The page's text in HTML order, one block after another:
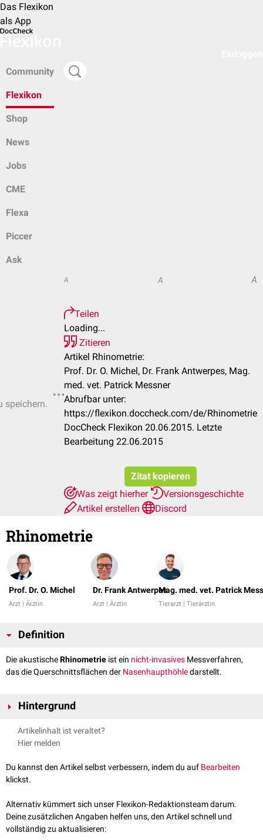
Das Flexikon
als App
Community
Flexikon
Shop
News
Jobs
CME
Flexa
Piccer
Ask
speichern.
A A A
Teilen
Loading...
Zitieren
Artikel Rhinometrie:
Prof. Dr. O. Michel, Dr. Frank Antwerpes, Mag.
med. vet. Patrick Messner
Abrufbar unter:
https://flexikon.doccheck.com/de/Rhinometrie
DocCheck Flexikon 20.06.2015. Letzte
Bearbeitung 22.06.2015
Zitat kopieren
Was zeigt hierher
Versionsgeschichte
Artikel erstellen
Discord
Rhinometrie
Prof. Dr. O. Michel
Arzt | Ärztin
Dr. Frank Antwerpes
Arzt | Ärztin
Mag. med. vet. Patrick
Tierarzt | Tierärztin
Definition
Die akustischeRhinometrie ist ein nicht-invasives Messverfahren,
das die Querschnittsflächen der Nasenhaupthöhledarstellt.
Hintergrund
Durch die Rhinometrie ist es möglich, den
bestimmen und damit eine Information über mögliche obstruktive
Vestibulum nasi
zu gewinnen. Die Untersuchungstechnik basiert auf der
Analyse von reflektierten
der
Artikelinhalt ist veraltet?
Hier melden
Du kannst den Artikel selbst verbessern, indem du auf Bearbeiten
klickst.
Alternativ kümmert sich unser Flexikon-Redaktionsteam darum.
Deine zusätzlichen Angaben helfen uns, den Artikel schnell und
vollständig zu aktualisieren: